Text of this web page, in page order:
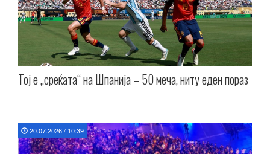
Тој е „среќата“ на Шпанија – 50 меча, ниту еден пораз
20.07.2026 / 10:39